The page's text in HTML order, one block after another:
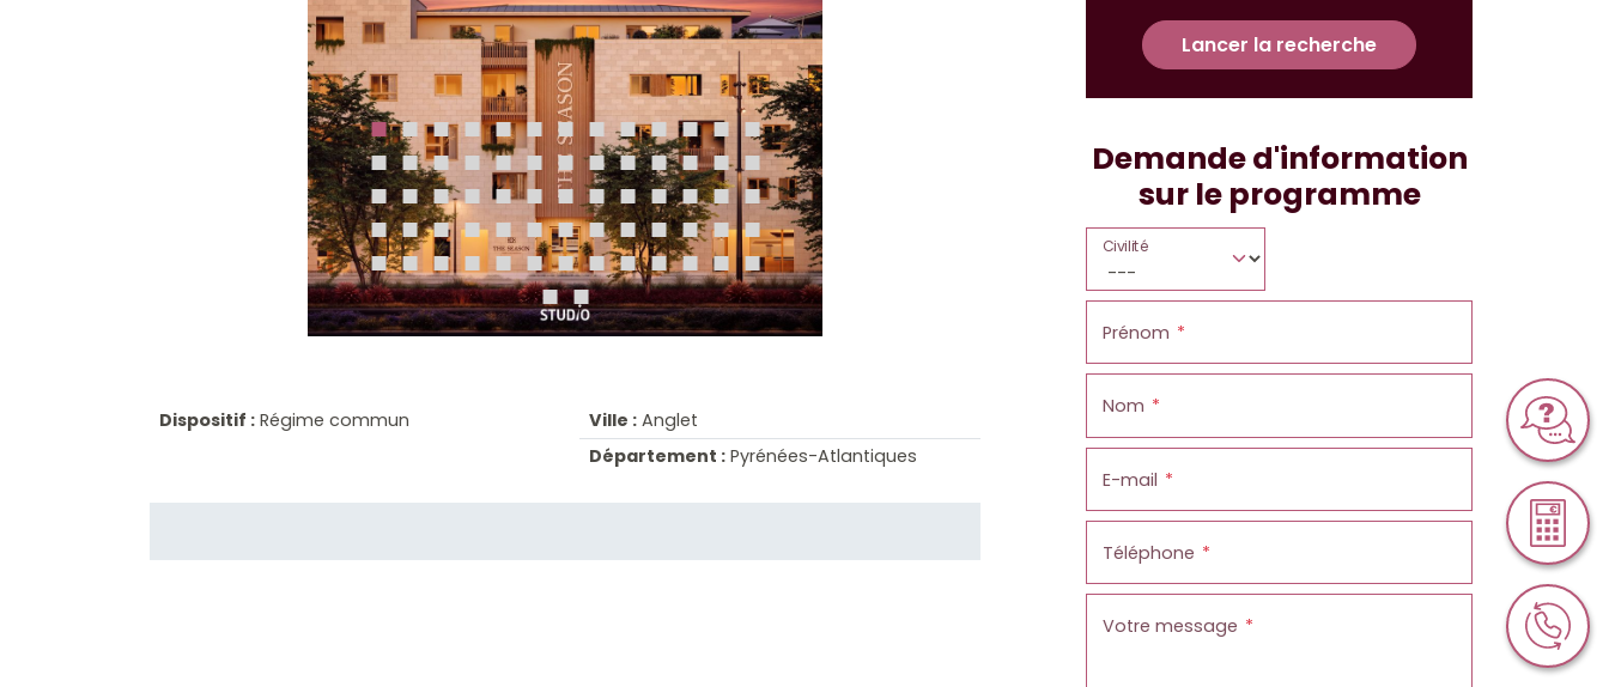
Dispositif : Régime commun Ville : Anglet
Département : Pyrénées-Atlantiques
Lancer la recherche
Demande d'information
sur le programme
Civilité
Prénom
Nom
E-mail
Téléphone
Votre message